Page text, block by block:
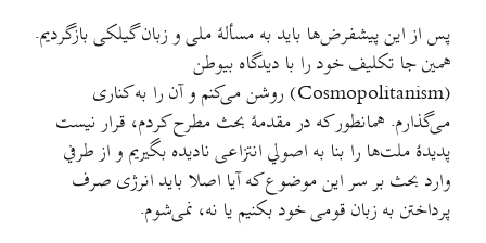
پس از این پیشفرض‌ها باید به مسألهٔ ملی و زبان گیلکی بازگردیم.
همین جا تکلیف خود را با دیدگاه بیوطن
(Cosmopolitanism) روشن می‌کنم و آن را به کناری
می‌گذارم. همانطور که در مقدمهٔ بحث مطرح کردم، قرار نیست
پدیدهٔ ملت‌ها را بنا به اصولي انتزاعی نادیده بگیریم و از طرفي
وارد بحث بر سر این موضوع که آیا اصلا باید انرژی صرف
پرداختن به زبان قومی خود بکنیم یا نه، نمی‌شوم.